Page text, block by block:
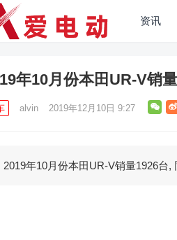
资讯
年10月份本田UR-V销
alvin 2019年12月10日 9:27
2019年10月份本田UR-V销量1926台,